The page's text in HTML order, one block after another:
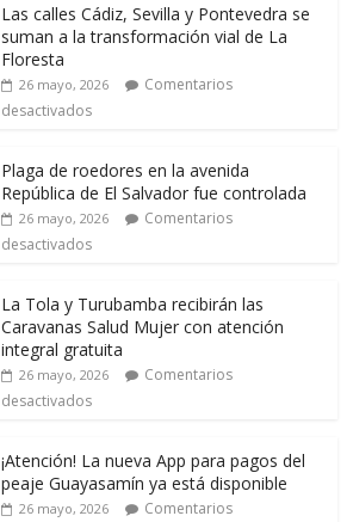
Las calles Cádiz, Sevilla y Pontevedra se
suman a la transformación vial de La
Floresta
26 mayo, 2026
Comentarios
desactivados
Plaga de roedores en la avenida
República de El Salvador fue controlada
26 mayo, 2026
Comentarios
desactivados
La Tola y Turubamba recibirán las
Caravanas Salud Mujer con atención
integral gratuita
26 mayo, 2026
Comentarios
desactivados
¡Atención! La nueva App para pagos del
peaje Guayasamín ya está disponible
26 mayo, 2026
Comentarios